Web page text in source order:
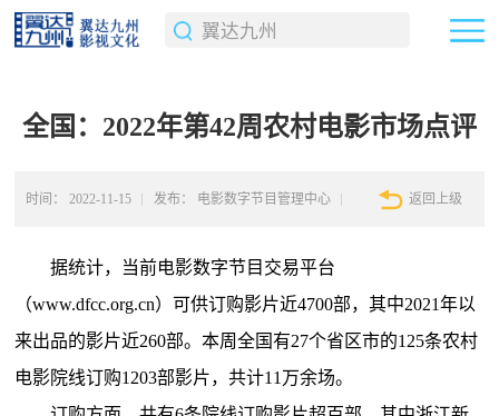
全国：2022年第42周农村电影市场点评
时间： 2022-11-15 发布： 电影数字节目管理中心 返回上级
据统计，当前电影数字节目交易平台
（www.dfcc.org.cn）可供订购影片近4700部，其中2021年以
来出品的影片近260部。本周全国有27个省区市的125条农村
电影院线订购1203部影片，共计11万余场。